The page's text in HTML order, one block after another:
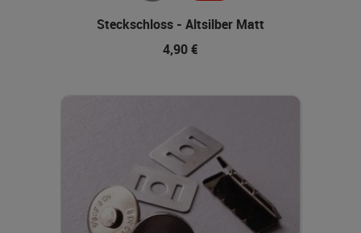
Steckschloss - Altsilber Matt
4,90 €